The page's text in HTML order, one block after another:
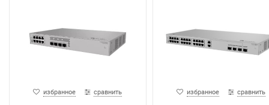
избранное сравнить избранное сравнить